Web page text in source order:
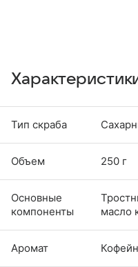
Тип скраба
Объем 250 г
Основные
компоненты
масло
Аромат